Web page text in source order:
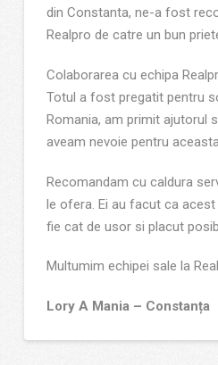
din Constanta, ne-a fost
Realpro de catre un bun
Colaborarea cu echipa
Totul a fost pregatit pentru
Romania, am primit ajutorul
aveam nevoie pentru
Recomandam cu caldura
le ofera. Ei au facut ca
fie cat de usor si placut
Multumim echipei sale la
Lory A Mania – Constanța